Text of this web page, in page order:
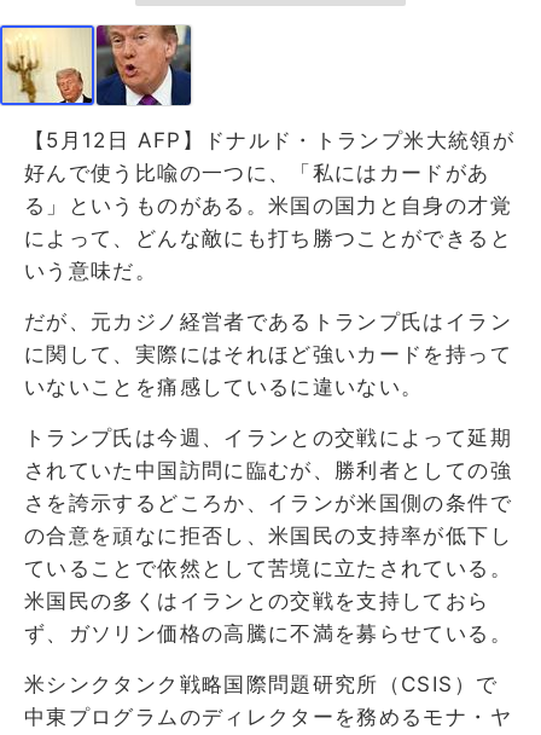
【5月12日 AFP】ドナルド・トランプ米大統領が
好んで使う比喩の一つに、「私にはカードがあ
る」というものがある。米国の国力と自身の才覚
によって、どんな敵にも打ち勝つことができると
いう意味だ。
だが、元カジノ経営者であるトランプ氏はイラン
に関して、実際にはそれほど強いカードを持って
いないことを痛感しているに違いない。
トランプ氏は今週、イランとの交戦によって延期
されていた中国訪問に臨むが、勝利者としての強
さを誇示するどころか、イランが米国側の条件で
の合意を頑なに拒否し、米国民の支持率が低下し
ていることで依然として苦境に立たされている。
米国民の多くはイランとの交戦を支持しておら
ず、ガソリン価格の高騰に不満を募らせている。
米シンクタンク戦略国際問題研究所（CSIS）で
中東プログラムのディレクターを務めるモナ・ヤ